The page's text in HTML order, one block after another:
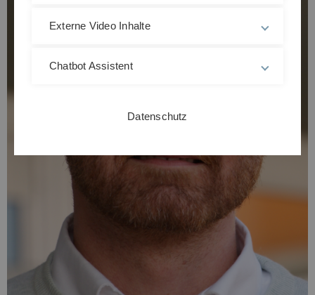
Externe Video Inhalte
Chatbot Assistent
Datenschutz